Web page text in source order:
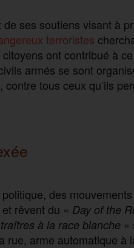
ses soutiens visant à
terroristes
ont contribué à
armés se sont
tous ceux qu’ils
des
rêvent du « Day of the
traîtres à la race blanche »
rue, arme automatique à